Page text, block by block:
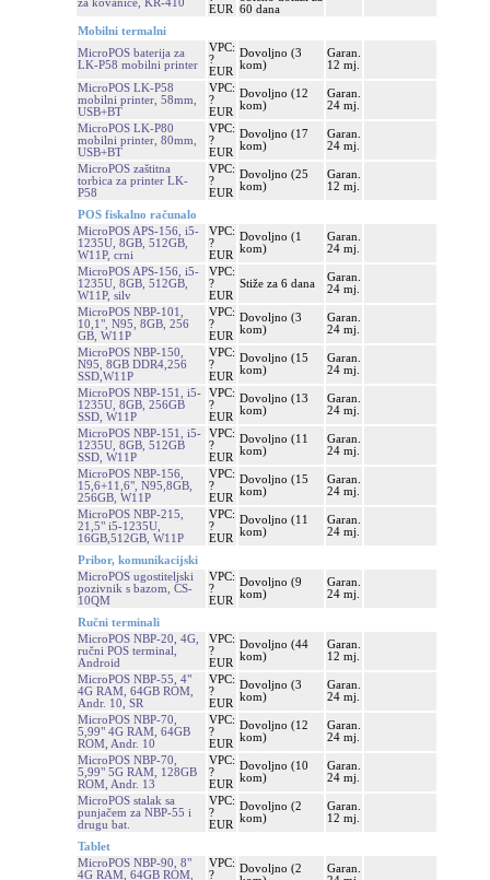
EUR
60 dana
Mobilni termalni
MicroPOS baterija za
LK-P58 mobilni printer
VPC:
?
EUR
Dovoljno (3
kom)
Garan.
12 mj.
MicroPOS LK-P58
mobilni printer, 58mm,
USB+BT
VPC:
?
EUR
Dovoljno (12
kom)
Garan.
24 mj.
MicroPOS LK-P80
mobilni printer, 80mm,
USB+BT
VPC:
?
EUR
Dovoljno (17
kom)
Garan.
24 mj.
MicroPOS zaštitna
torbica za printer LK-
P58
VPC:
?
EUR
Dovoljno (25
kom)
Garan.
12 mj.
POS fiskalno računalo
MicroPOS APS-156, i5-
1235U, 8GB, 512GB,
W11P, crni
VPC:
?
EUR
Dovoljno (1
kom)
Garan.
24 mj.
MicroPOS APS-156, i5-
1235U, 8GB, 512GB,
W11P, silv
VPC:
?
EUR
Stiže za 6 dana
Garan.
24 mj.
MicroPOS NBP-101,
10,1", N95, 8GB, 256
GB, W11P
VPC:
?
EUR
Dovoljno (3
kom)
Garan.
24 mj.
MicroPOS NBP-150,
N95, 8GB DDR4,256
SSD,W11P
VPC:
?
EUR
Dovoljno (15
kom)
Garan.
24 mj.
MicroPOS NBP-151, i5-
1235U, 8GB, 256GB
SSD, W11P
VPC:
?
EUR
Dovoljno (13
kom)
Garan.
24 mj.
MicroPOS NBP-151, i5-
1235U, 8GB, 512GB
SSD, W11P
VPC:
?
EUR
Dovoljno (11
kom)
Garan.
24 mj.
MicroPOS NBP-156,
15,6+11,6", N95,8GB,
256GB, W11P
VPC:
?
EUR
Dovoljno (15
kom)
Garan.
24 mj.
MicroPOS NBP-215,
21,5" i5-1235U,
16GB,512GB, W11P
VPC:
?
EUR
Dovoljno (11
kom)
Garan.
24 mj.
Pribor, komunikacijski
MicroPOS ugostiteljski
pozivnik s bazom, CS-
10QM
VPC:
?
EUR
Dovoljno (9
kom)
Garan.
24 mj.
Ručni terminali
MicroPOS NBP-20, 4G,
ručni POS terminal,
Android
VPC:
?
EUR
Dovoljno (44
kom)
Garan.
12 mj.
MicroPOS NBP-55, 4"
4G RAM, 64GB ROM,
Andr. 10, SR
VPC:
?
EUR
Dovoljno (3
kom)
Garan.
24 mj.
MicroPOS NBP-70,
5,99" 4G RAM, 64GB
ROM, Andr. 10
VPC:
?
EUR
Dovoljno (12
kom)
Garan.
24 mj.
MicroPOS NBP-70,
5,99" 5G RAM, 128GB
ROM, Andr. 13
VPC:
?
EUR
Dovoljno (10
kom)
Garan.
24 mj.
MicroPOS stalak sa
punjačem za NBP-55 i
drugu bat.
VPC:
?
EUR
Dovoljno (2
kom)
Garan.
12 mj.
Tablet
MicroPOS NBP-90, 8"
4G RAM, 64GB ROM,
VPC:
?
Dovoljno (2
Garan.